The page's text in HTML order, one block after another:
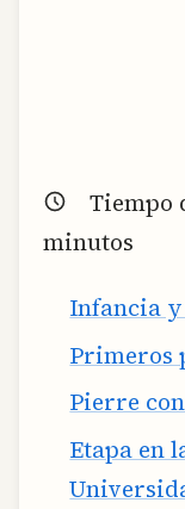
Tiempo
minutos
Infancia
Primeros
Pierre
Etapa en